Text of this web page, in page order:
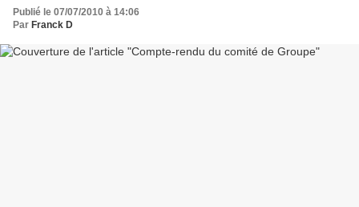
Publié le 07/07/2010 à 14:06
Par Franck D